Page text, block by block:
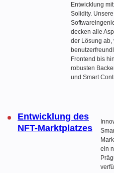
Entwicklung mit
Solidity. Unsere
decken alle
der Lösung ab,
Frontend bis
robusten
und Smart
Entwicklung des
NFT-Marktplatzes
ein